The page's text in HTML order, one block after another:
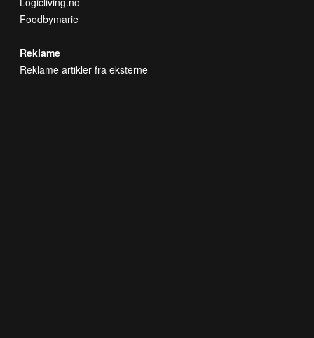
Foodbymarie
Reklame
Reklame artikler fra eksterne